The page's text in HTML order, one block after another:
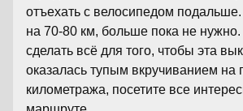
отъехать с велосипедом
на 70-80 км, больше пока не нужно.
сделать всё для того, чтобы эта
оказалась тупым вкручиванием на
километража, посетите все